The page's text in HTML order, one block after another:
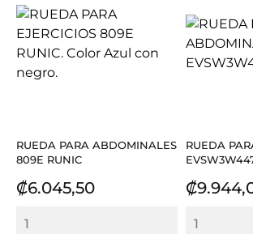
RUEDA PARA ABDOMINALES
809E RUNIC
Precio
₡6.045,50
RUEDA
Precio